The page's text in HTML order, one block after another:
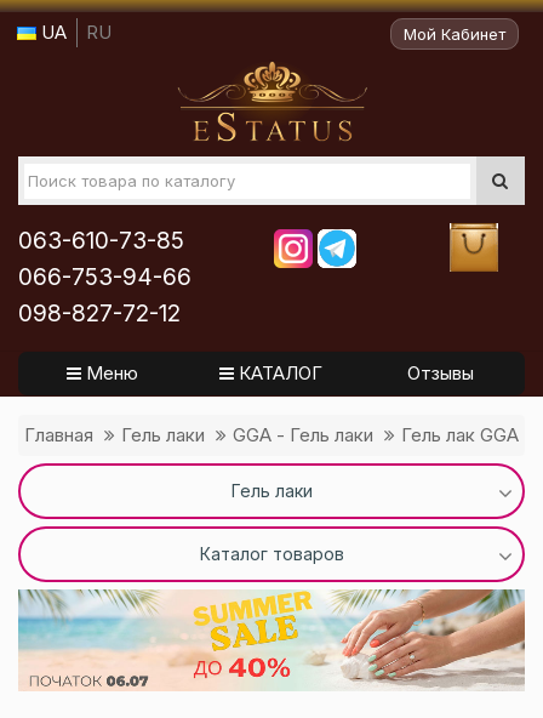
UA RU Мой Кабинет
063-610-73-85
066-753-94-66
098-827-72-12
Меню КАТАЛОГ Отзывы
Главная Гель лаки GGA - Гель лаки Гель лак GGA
Гель лаки
Каталог товаров